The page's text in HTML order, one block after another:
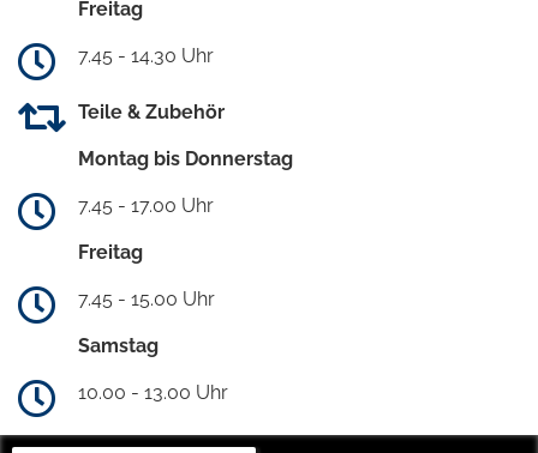
Freitag
7.45 - 14.30 Uhr
Teile & Zubehör
Montag bis Donnerstag
7.45 - 17.00 Uhr
Freitag
7.45 - 15.00 Uhr
Samstag
10.00 - 13.00 Uhr